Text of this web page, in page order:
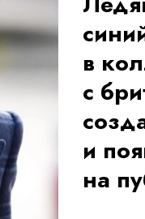
в
с
и
на